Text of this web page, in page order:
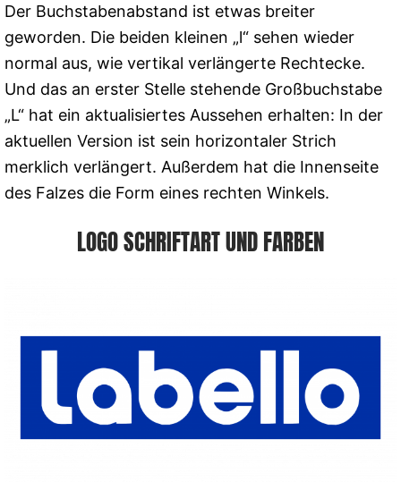
Der Buchstabenabstand ist etwas breiter
geworden. Die beiden kleinen „l“ sehen wieder
normal aus, wie vertikal verlängerte Rechtecke.
Und das an erster Stelle stehende Großbuchstabe
„L“ hat ein aktualisiertes Aussehen erhalten: In der
aktuellen Version ist sein horizontaler Strich
merklich verlängert. Außerdem hat die Innenseite
des Falzes die Form eines rechten Winkels.
LOGO SCHRIFTART UND FARBEN